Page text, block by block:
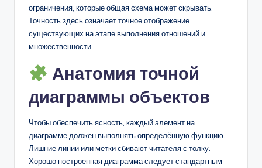
ограничения, которые общая схема может скрывать.
Точность здесь означает точное отображение
существующих на этапе выполнения отношений и
множественности.
Анатомия точной
диаграммы объектов
Чтобы обеспечить ясность, каждый элемент на
диаграмме должен выполнять определённую функцию.
Лишние линии или метки сбивают читателя с толку.
Хорошо построенная диаграмма следует стандартным